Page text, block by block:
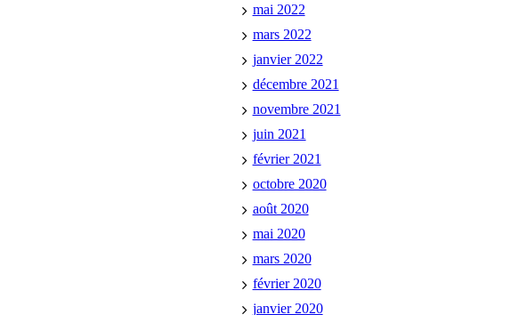
mai 2022
mars 2022
janvier 2022
décembre 2021
novembre 2021
juin 2021
février 2021
octobre 2020
août 2020
mai 2020
mars 2020
février 2020
janvier 2020